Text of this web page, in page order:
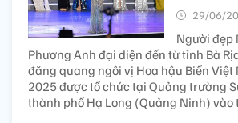
29/06/
Người đẹp
Phương Anh đại diện đến từ tỉnh Bà
đăng quang ngôi vị Hoa hậu Biển Việt
2025 được tổ chức tại Quảng trường
thành phố Hạ Long (Quảng Ninh) vào